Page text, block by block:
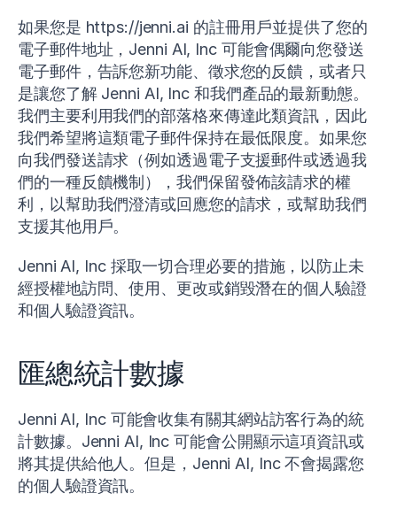
如果您是 https://jenni.ai 的註冊用戶並提供了您的
電子郵件地址，Jenni AI, Inc 可能會偶爾向您發送
電子郵件，告訴您新功能、徵求您的反饋，或者只
是讓您了解 Jenni AI, Inc 和我們產品的最新動態。
我們主要利用我們的部落格來傳達此類資訊，因此
我們希望將這類電子郵件保持在最低限度。如果您
向我們發送請求（例如透過電子支援郵件或透過我
們的一種反饋機制），我們保留發佈該請求的權
利，以幫助我們澄清或回應您的請求，或幫助我們
支援其他用戶。
Jenni AI, Inc 採取一切合理必要的措施，以防止未
經授權地訪問、使用、更改或銷毀潛在的個人驗證
和個人驗證資訊。
匯總統計數據
Jenni AI, Inc 可能會收集有關其網站訪客行為的統
計數據。Jenni AI, Inc 可能會公開顯示這項資訊或
將其提供給他人。但是，Jenni AI, Inc 不會揭露您
的個人驗證資訊。